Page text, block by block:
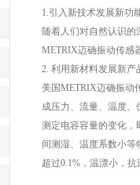
1.引入新技术发展新功
随着人们对自然认识
METRIX迈确振动传感
2. 利用新材料发展新产
美国METRIX迈确振动
成压力、流量、温度、
测定电容容量的变化，
间测湿、温度系数小
超过0.1%，温漂小，抗